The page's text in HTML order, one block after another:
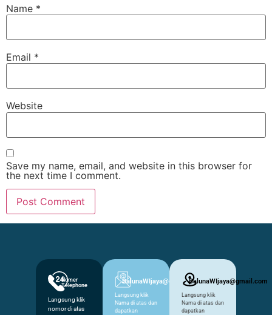
Name *
Email *
Website
Save my name, email, and website in this browser for
the next time I comment.
Nomer
Telephone
Langsung klik
nomor di atas
BalunaWIjaya@gmail.com
Langsung klik
Nama di atas dan
dapatkan
BalunaWIjaya@gmail.com
Langsung klik
Nama di atas dan
dapatkan